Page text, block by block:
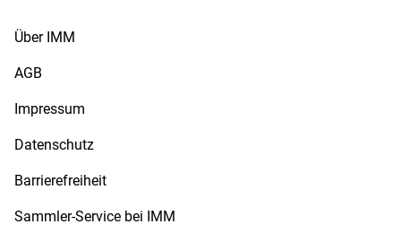
Über IMM
AGB
Impressum
Datenschutz
Barrierefreiheit
Sammler-Service bei IMM